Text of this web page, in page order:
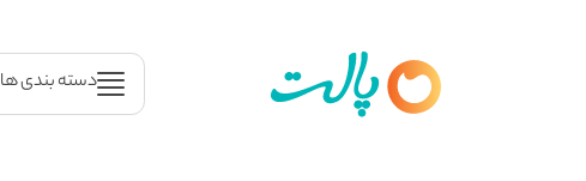
دسته بندی ها